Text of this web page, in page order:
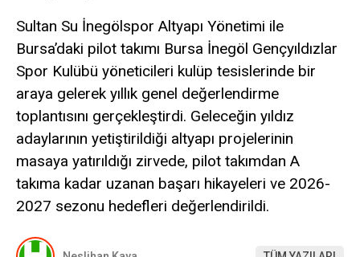
Sultan Su İnegölspor Altyapı Yönetimi ile
Bursa’daki pilot takımı Bursa İnegöl Gençyıldızlar
Spor Kulübü yöneticileri kulüp tesislerinde bir
araya gelerek yıllık genel değerlendirme
toplantısını gerçekleştirdi. Geleceğin yıldız
adaylarının yetiştirildiği altyapı projelerinin
masaya yatırıldığı zirvede, pilot takımdan A
takıma kadar uzanan başarı hikayeleri ve 2026-
2027 sezonu hedefleri değerlendirildi.